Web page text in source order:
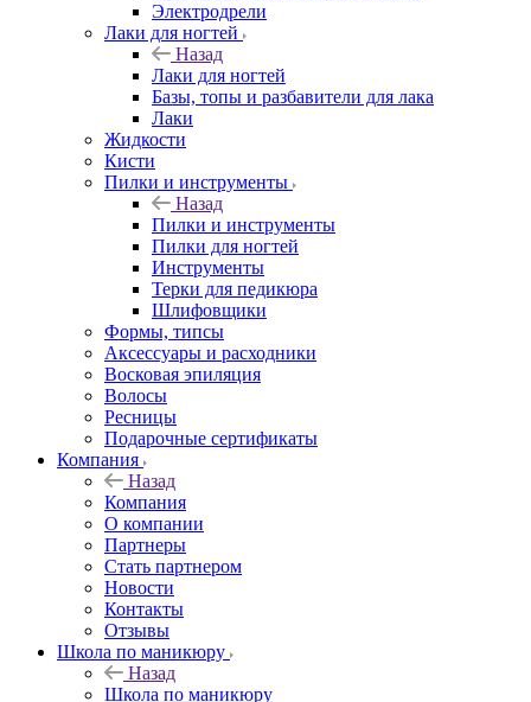
Электродрели
Лаки для ногтей
Назад
Лаки для ногтей
Базы, топы и разбавители для лака
Лаки
Жидкости
Кисти
Пилки и инструменты
Назад
Пилки и инструменты
Пилки для ногтей
Инструменты
Терки для педикюра
Шлифовщики
Формы, типсы
Аксессуары и расходники
Восковая эпиляция
Волосы
Ресницы
Подарочные сертификаты
Компания
Назад
Компания
О компании
Партнеры
Стать партнером
Новости
Контакты
Отзывы
Школа по маникюру
Назад
Школа по маникюру